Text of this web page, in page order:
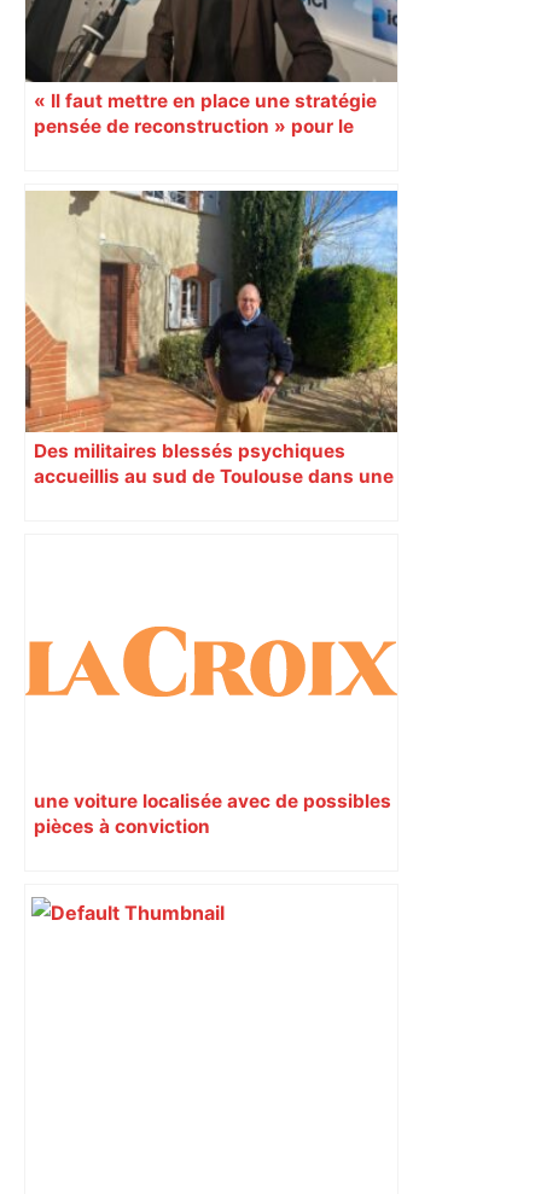
« Il faut mettre en place une stratégie
pensée de reconstruction » pour le
Des militaires blessés psychiques
accueillis au sud de Toulouse dans une
une voiture localisée avec de possibles
pièces à conviction